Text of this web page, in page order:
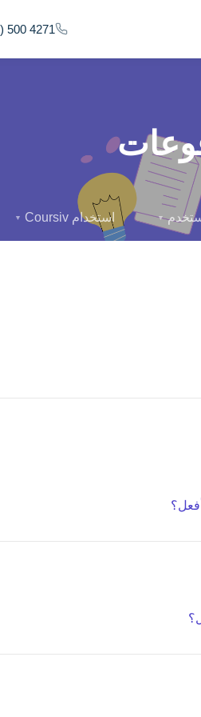
500 4271
▼ استخدام Coursiv ▼